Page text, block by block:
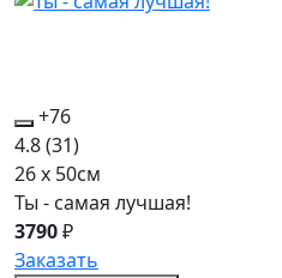
+76
4.8(31)
26 x 50см
Ты - самая лучшая!
3790₽
Заказать